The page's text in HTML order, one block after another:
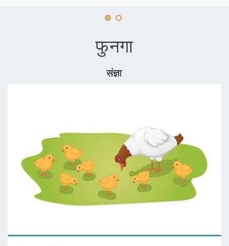
फुनगा
संज्ञा